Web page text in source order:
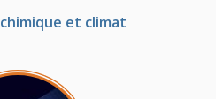
et climat